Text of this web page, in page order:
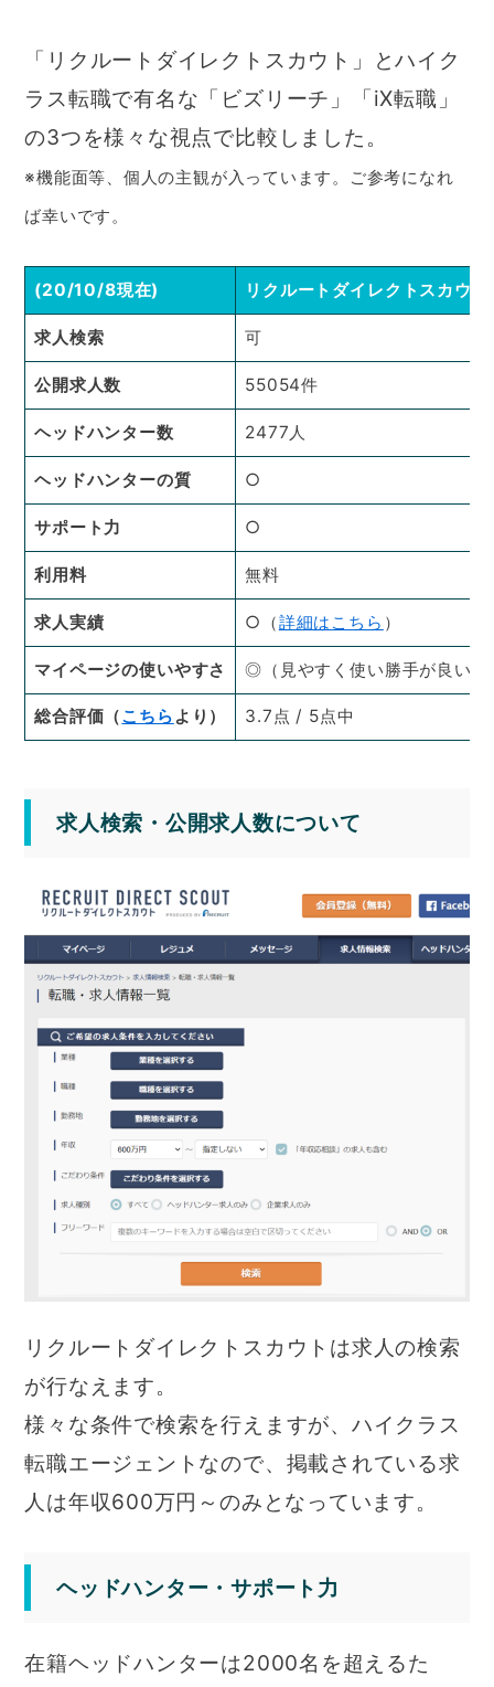
「リクルートダイレクトスカウト」とハイク
ラス転職で有名な「ビズリーチ」「iX転職」
の3つを様々な視点で比較しました。
※機能面等、個人の主観が入っています。ご参考になれ
ば幸いです。
(20/10/8現在) リクルートダイレクトスカウト
求人検索 可
公開求人数 55054件
ヘッドハンター数 2477人
ヘッドハンターの質 ○
サポート力 ○
利用料 無料
求人実績 ○（詳細はこちら ）
マイページの使いやすさ ◎（見やすく使い勝手が良い）
総合評価（こちら より） 3.7点 / 5点中
求人検索・公開求人数について
リクルートダイレクトスカウトは求人の検索
が行なえます。
様々な条件で検索を行えますが、ハイクラス
転職エージェントなので、掲載されている求
人は年収600万円～のみとなっています。
ヘッドハンター・サポート力
在籍ヘッドハンターは2000名を超えるた